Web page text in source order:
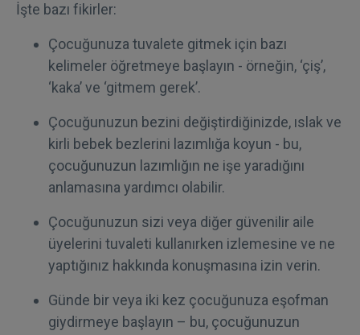
İşte bazı fikirler:
Çocuğunuza tuvalete gitmek için bazı
kelimeler öğretmeye başlayın - örneğin, ‘çiş’,
‘kaka’ ve ‘gitmem gerek’.
Çocuğunuzun bezini değiştirdiğinizde, ıslak ve
kirli bebek bezlerini lazımlığa koyun - bu,
çocuğunuzun lazımlığın ne işe yaradığını
anlamasına yardımcı olabilir.
Çocuğunuzun sizi veya diğer güvenilir aile
üyelerini tuvaleti kullanırken izlemesine ve ne
yaptığınız hakkında konuşmasına izin verin.
Günde bir veya iki kez çocuğunuza eşofman
giydirmeye başlayın – bu, çocuğunuzun